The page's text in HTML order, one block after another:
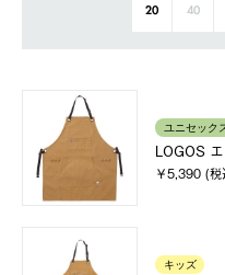
20 40
ユニセック
LOGOS
￥5,390 (税
キッズ